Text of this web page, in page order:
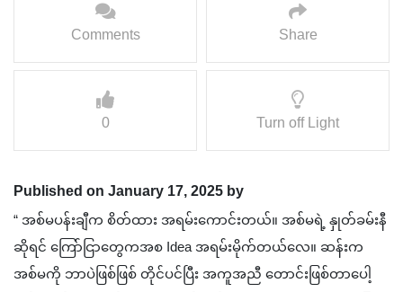
Comments Share
0 Turn off Light
Published on January 17, 2025 by
“ အစ်မပန်းချီက စိတ်ထား အရမ်းကောင်းတယ်။ အစ်မရဲ့ နှုတ်ခမ်းနီ
ဆိုရင် ကြော်ငြာတွေကအစ Idea အရမ်းမိုက်တယ်လေ။ ဆန်းက
အစ်မကို ဘာပဲဖြစ်ဖြစ် တိုင်ပင်ပြီး အကူအညီ တောင်းဖြစ်တာပေါ့